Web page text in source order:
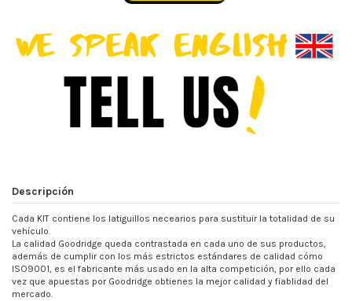
Descripción
Cada KIT contiene los latiguillos necearios para sustituir la totalidad de su
vehículo.
La calidad Goodridge queda contrastada en cada uno de sus productos,
además de cumplir con los más estrictos estándares de calidad cómo
ISO9001, es el fabricante más usado en la alta competición, por ello cada
vez que apuestas por Goodridge obtienes la mejor calidad y fiablidad del
mercado.